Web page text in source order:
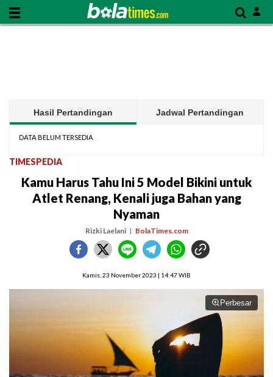
Hasil Pertandingan Jadwal Pertandingan
DATA BELUM TERSEDIA
TIMESPEDIA
Kamu Harus Tahu Ini 5 Model Bikini untuk
Atlet Renang, Kenali juga Bahan yang
Nyaman
Rizki Laelani BolaTimes.com
Kamis, 23 November 2023 | 14:47 WIB
Perbesar